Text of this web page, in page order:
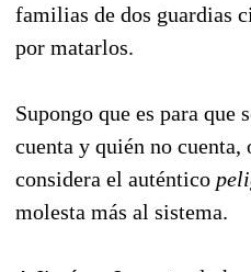
familias de dos guardias
por matarlos.
Supongo que es para que
cuenta y quién no cuenta,
considera el auténtico
molesta más al sistema.